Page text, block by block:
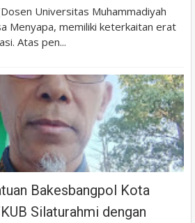
Universitas Muhammadiyah
Menyapa, memiliki keterkaitan erat
Atas pen...
Bakesbangpol Kota
Silaturahmi dengan